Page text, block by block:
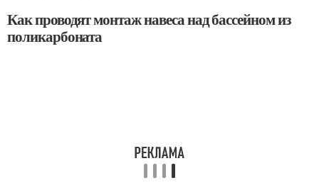
Как проводят монтаж навеса над бассейном из
поликарбоната